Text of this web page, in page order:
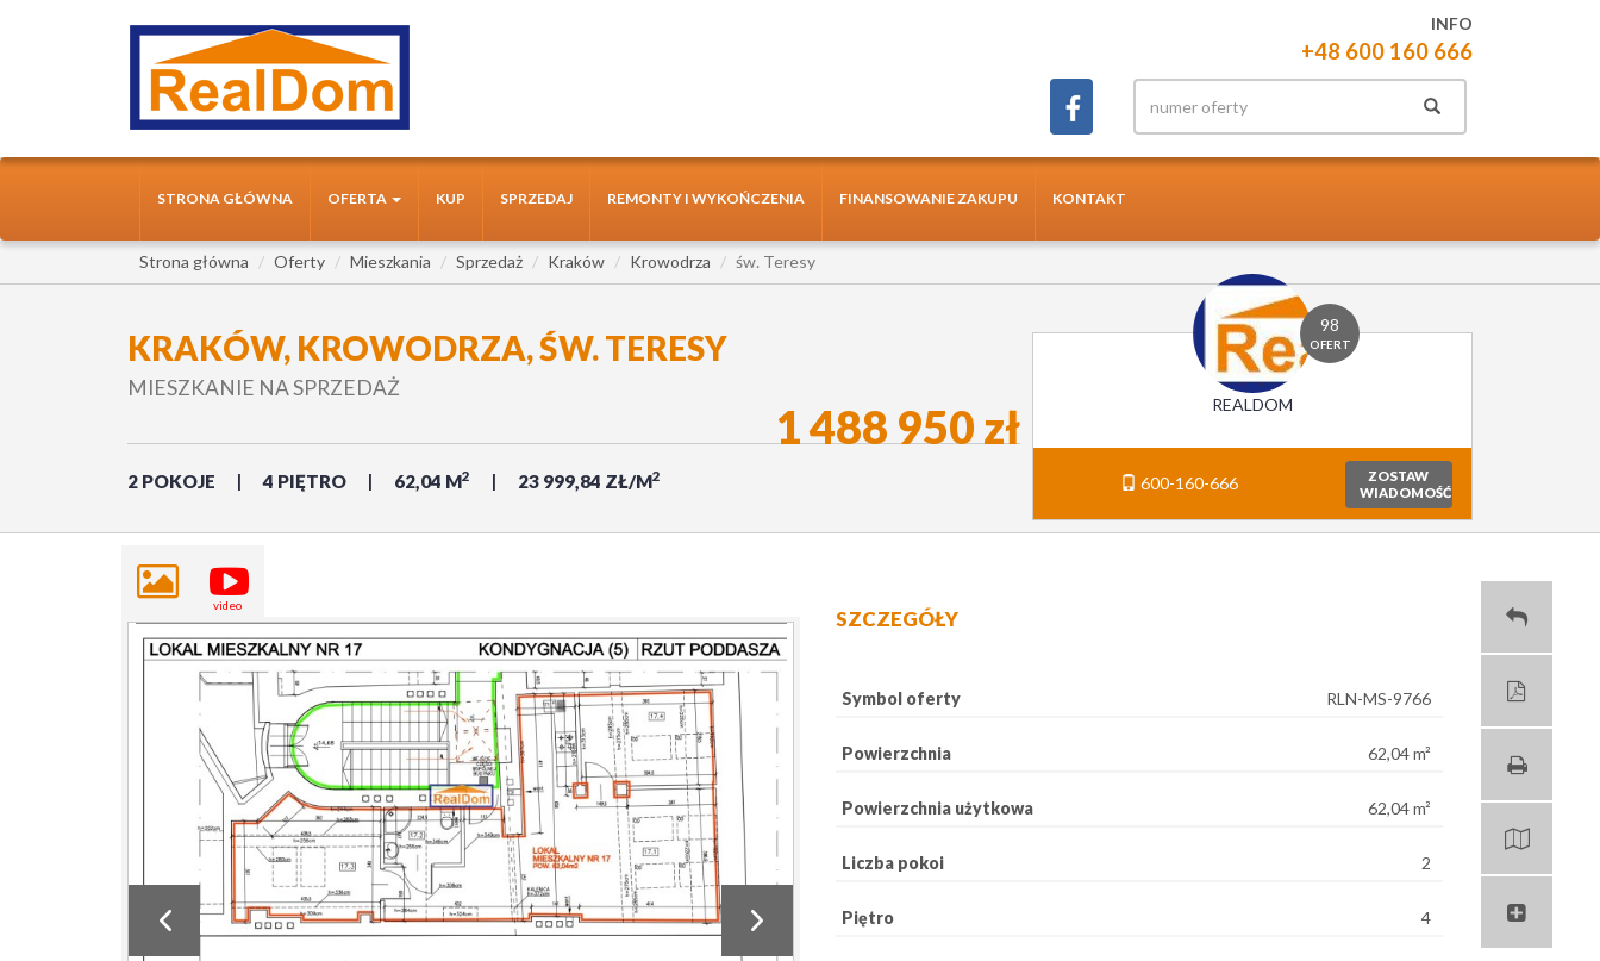
INFO
+48 600 160 666
STRONA GŁÓWNA OFERTA KUP SPRZEDAJ REMONTY I WYKOŃCZENIA FINANSOWANIE ZAKUPU KONTAKT
Strona główna Oferty Mieszkania Sprzedaż Kraków Krowodrza św. Teresy
KRAKÓW, KROWODRZA, ŚW. TERESY
MIESZKANIE NA SPRZEDAŻ
2 POKOJE 4 PIĘTRO 62,04 M2 23 999,84 ZŁ/M2
1 488 950 zł
98
OFERT
REALDOM
600-160-666
ZOSTAW
WIADOMOŚĆ
SZCZEGÓŁY
Symbol oferty RLN-MS-9766
Powierzchnia 62,04 m²
Powierzchnia użytkowa 62,04 m²
Liczba pokoi 2
Piętro 4